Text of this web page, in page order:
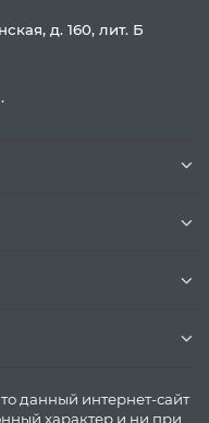
д. 160, лит. Б
данный интернет-сайт
характер и ни при